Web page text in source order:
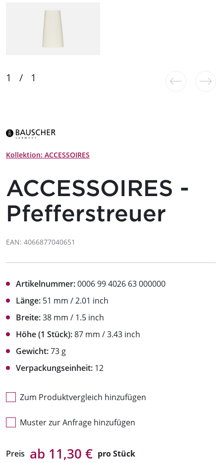
Kollektion: ACCESSOIRES
ACCESSOIRES -
Pfefferstreuer
EAN: 4066877040651
Artikelnummer:0006 99 4026 63 000000
Länge: 51 mm / 2.01 inch
Breite:38 mm / 1.5 inch
Höhe (1 Stück):87 mm / 3.43 inch
Gewicht:73 g
Verpackungseinheit: 12
Zum Produktvergleich hinzufügen
Muster zur Anfrage hinzufügen
Preis ab 11,30 € pro Stück